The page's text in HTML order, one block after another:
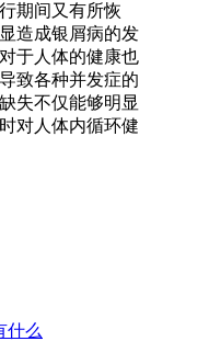
期间又有所恢
造成银屑病的发
于人体的健康也
致各种并发症的
失不仅能够明显
对人体内循环健
什么